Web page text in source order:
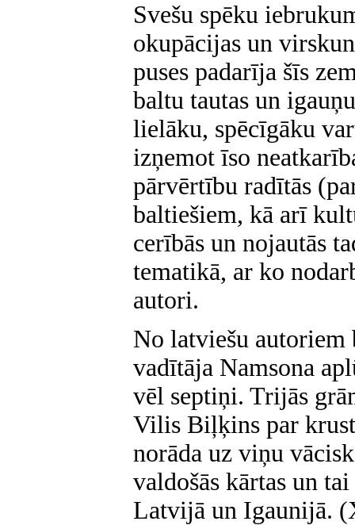
Svešu spēku
okupācijas un
puses padarīja šīs
baltu tautas un
lielāku, spēcīgāku
izņemot īso
pārvērtību radītās
baltiešiem, kā arī
cerībās un nojautās
tematikā, ar ko
autori.
No latviešu
vadītāja Namsona
vēl septiņi. Trijās
Vilis Biļķins par
norāda uz viņu
valdošās kārtas un
Latvijā un Igaunijā.